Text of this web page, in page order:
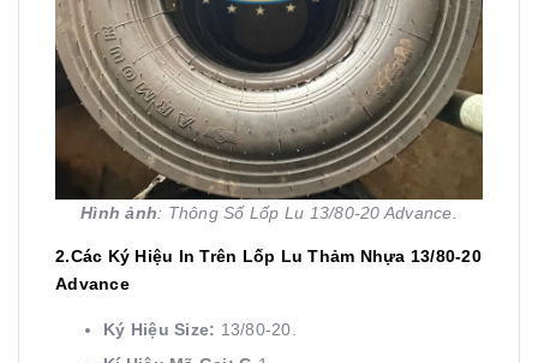
Hình ảnh: Thông Số Lốp Lu 13/80-20 Advance.
2.Các Ký Hiệu In Trên Lốp Lu Thảm Nhựa 13/80-20
Advance
Ký Hiệu Size: 13/80-20.